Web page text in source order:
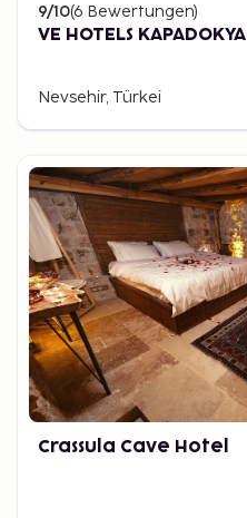
9/10(6 Bewertungen)
VE HOTELS KAPADOKYA
Nevsehir, Türkei
Crassula Cave Hotel